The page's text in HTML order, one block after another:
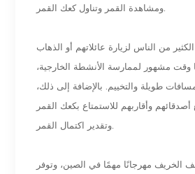
ومشاهدة القمر وتناول كعك القمر.
من الناس لزيارة عائلاتهم أو الذهاب
وقت مشهور لممارسة الأنشطة الخارجية،
طويلة والتخييم. بالإضافة إلى ذلك،
وأقاربهم للاستمتاع بكعك القمر
وتقدير اكتمال القمر.
الخريف مهرجانًا مهمًا في الصين، وتوفر